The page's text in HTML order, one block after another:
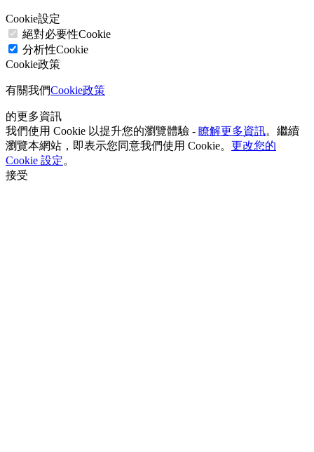
Cookie設定
絕對必要性Cookie
分析性Cookie
Cookie政策
有關我們Cookie政策
的更多資訊
我們使用 Cookie 以提升您的瀏覽體驗 - 瞭解更多資訊。繼續
瀏覽本網站，即表示您同意我們使用 Cookie。 更改您的
Cookie 設定。
接受